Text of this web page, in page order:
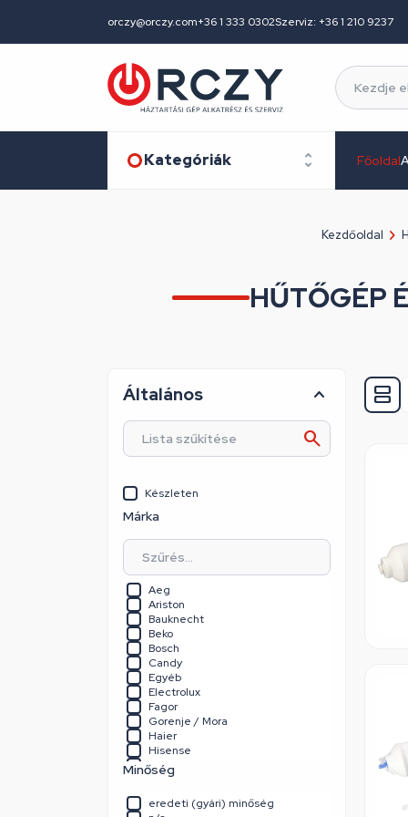
orczy@orczy.com+36 1 333 0302Szerviz: +36 1 210 9237
Kategóriák Főoldal
Kezdőoldal
HŰTŐGÉP
Általános
Készleten
Márka
Aeg
Ariston
Bauknecht
Beko
Bosch
Candy
Egyéb
Electrolux
Fagor
Gorenje / Mora
Haier
Hisense
Hoover
Hotpoint
Neff
Minőség
eredeti (gyári) minőség